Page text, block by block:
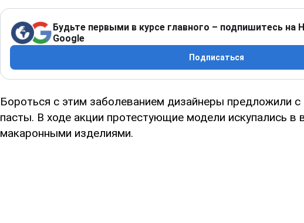
Будьте первыми в курсе главного – подпишитесь на
Google
Подписаться
Бороться с этим заболеванием дизайнеры предложили
пасты. В ходе акции протестующие модели искупались в
макаронными изделиями.